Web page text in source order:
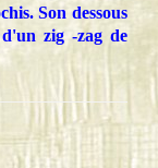
Son dessous
zig -zag de